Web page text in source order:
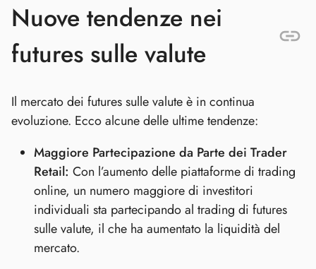
Nuove tendenze nei
futures sulle valute
Il mercato dei futures sulle valute è in continua
evoluzione. Ecco alcune delle ultime tendenze:
Maggiore Partecipazione da Parte dei Trader
Retail: Con l’aumento delle piattaforme di trading
online, un numero maggiore di investitori
individuali sta partecipando al trading di futures
sulle valute, il che ha aumentato la liquidità del
mercato.